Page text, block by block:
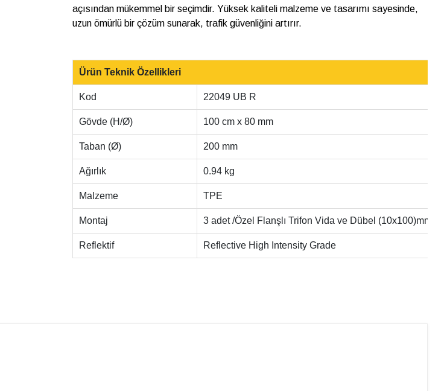
açısından mükemmel bir seçimdir. Yüksek kaliteli malzeme ve tasarımı sayesinde,
uzun ömürlü bir çözüm sunarak, trafik güvenliğini artırır.
Ürün Teknik Özellikleri
Kod 22049 UB R
Gövde (H/Ø) 100 cm x 80 mm
Taban (Ø) 200 mm
Ağırlık 0.94 kg
Malzeme TPE
Montaj 3 adet /Özel Flanşlı Trifon Vida ve Dübel (10x100)mm
Reflektif Reflective High Intensity Grade